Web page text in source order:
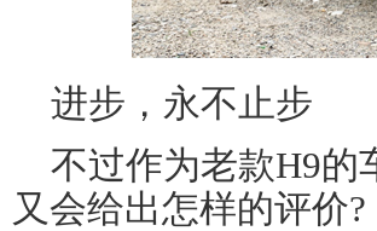
进步，永不止步
不过作为老款H9的
又会给出怎样的评价?